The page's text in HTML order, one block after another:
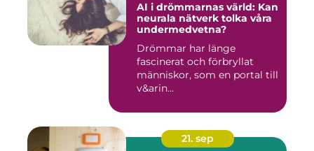
AI i drömmarnas värld: Kan
neurala nätverk tolka våra
undermedvetna?
Drömmar har länge
fascinerat och förbryllat
människor, som en portal till
v&arin...
21. sep